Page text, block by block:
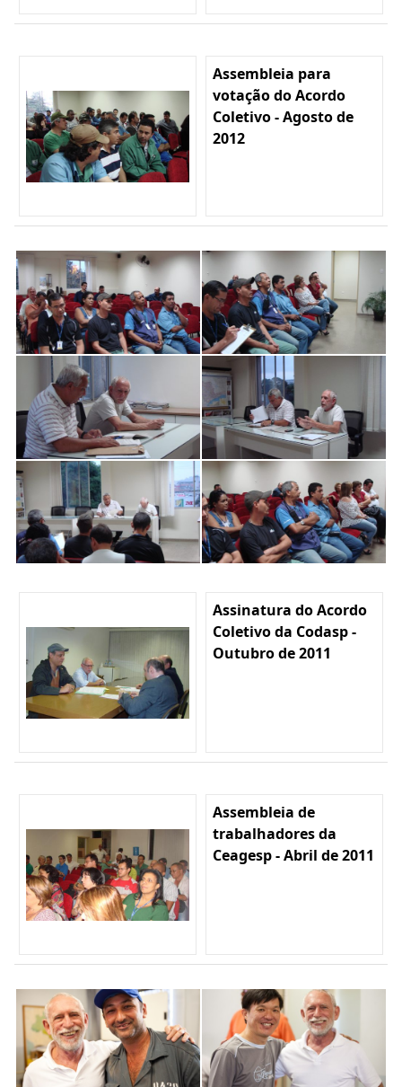
Assembleia para
votação do Acordo
Coletivo - Agosto de
2012
Assinatura do Acordo
Coletivo da Codasp -
Outubro de 2011
Assembleia de
trabalhadores da
Ceagesp - Abril de 2011